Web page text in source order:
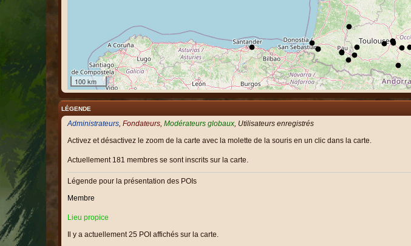
100 km
LÉGENDE
Administrateurs Fondateurs Modérateurs globaux Utilisateurs enregistrés
Activez et désactivez le zoom de la carte avec la molette de la souris en un clic dans la carte.
Actuellement 181 membres se sont inscrits sur la carte.
Légende pour la présentation des POIs
Membre
Lieu propice
Il y a actuellement 25 POI affichés sur la carte.